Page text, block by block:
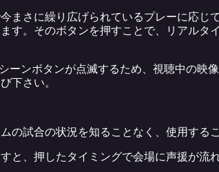
まさに繰り広げられているプレーに応
す。そのボタンを押すことで、リアル
ーンボタンが点滅するため、視聴中の映
下さい。
の試合の状況を知ることなく、使用する
と、押したタイミングで会場に声援が流れ